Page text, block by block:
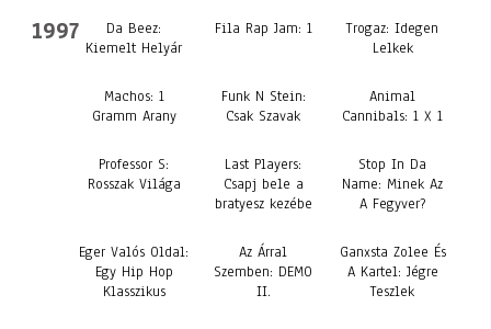
1997
Da Beez:
Kiemelt Helyár
Fila Rap Jam: 1
Trogaz: Idegen
Lelkek
Machos: 1
Gramm Arany
Funk N Stein:
Csak Szavak
Animal
Cannibals: 1 X 1
Professor S:
Rosszak Világa
Last Players:
Csapj bele a
bratyesz kezébe
Stop In Da
Name: Minek Az
A Fegyver?
Eger Valós Oldal:
Egy Hip Hop
Klasszikus
Az Árral
Szemben: DEMO
II.
Ganxsta Zolee És
A Kartel: Jégre
Teszlek